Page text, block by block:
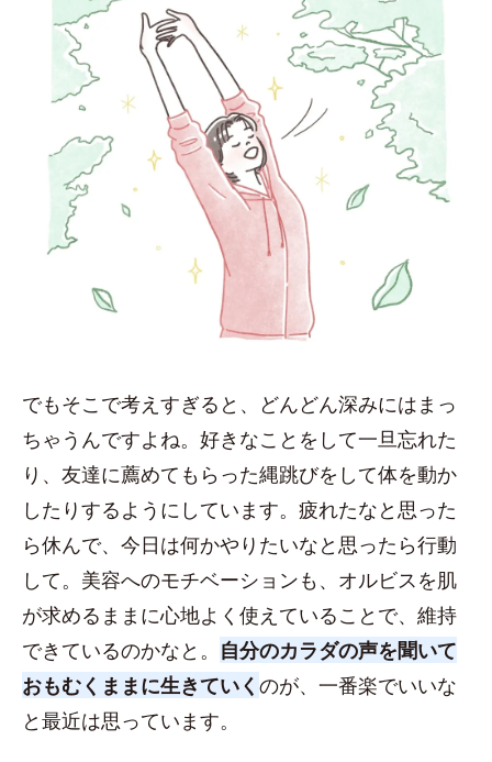
でもそこで考えすぎると、どんどん深みにはまっ
ちゃうんですよね。好きなことをして一旦忘れた
り、友達に薦めてもらった縄跳びをして体を動か
したりするようにしています。疲れたなと思った
ら休んで、今日は何かやりたいなと思ったら行動
して。美容へのモチベーションも、オルビスを肌
が求めるままに心地よく使えていることで、維持
できているのかなと。 自分のカラダの声を聞いて
おもむくままに生きていく のが、一番楽でいいな
と最近は思っています。